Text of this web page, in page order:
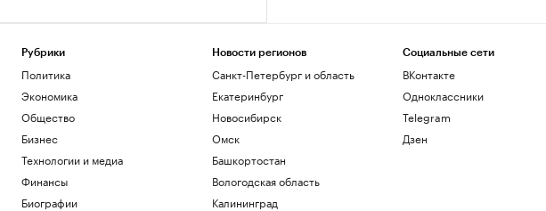
Рубрики
Политика
Экономика
Общество
Бизнес
Технологии и медиа
Финансы
Биографии
Новости регионов
Санкт-Петербург и область
Екатеринбург
Новосибирск
Омск
Башкортостан
Вологодская область
Калининград
Социальные сети
ВКонтакте
Одноклассники
Telegram
Дзен